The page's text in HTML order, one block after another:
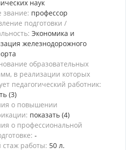
наук
звание: профессор
подготовки /
Экономика и
железнодорожного
образовательных
в реализации которых
педагогический работник:
(3)
о повышении
показать (4)
о профессиональной
-
работы: 50 л.